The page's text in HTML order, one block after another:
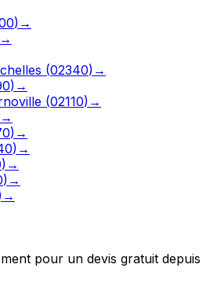
) →
→
(02340) →
) →
(02110) →
→
) →
) →
) →
) →
→
pour un devis gratuit depuis